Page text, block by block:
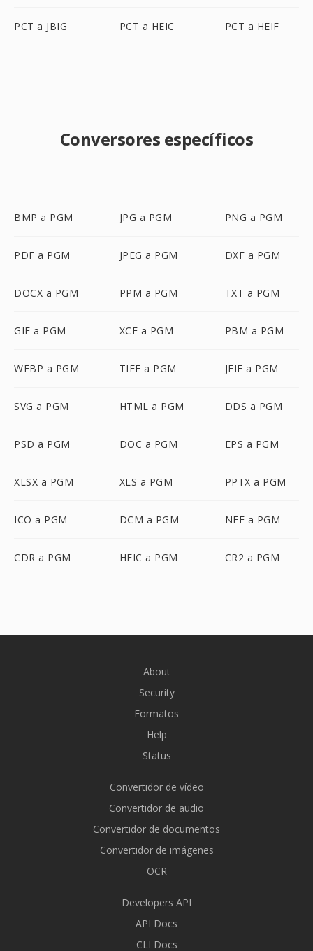
PCT a JBIG PCT a HEIC PCT a HEIF
Conversores específicos
BMP a PGM JPG a PGM PNG a PGM
PDF a PGM JPEG a PGM DXF a PGM
DOCX a PGM PPM a PGM TXT a PGM
GIF a PGM XCF a PGM PBM a PGM
WEBP a PGM TIFF a PGM JFIF a PGM
SVG a PGM HTML a PGM DDS a PGM
PSD a PGM DOC a PGM EPS a PGM
XLSX a PGM XLS a PGM PPTX a PGM
ICO a PGM DCM a PGM NEF a PGM
CDR a PGM HEIC a PGM CR2 a PGM
About
Security
Formatos
Help
Status
Convertidor de vídeo
Convertidor de audio
Convertidor de documentos
Convertidor de imágenes
OCR
Developers API
API Docs
CLI Docs